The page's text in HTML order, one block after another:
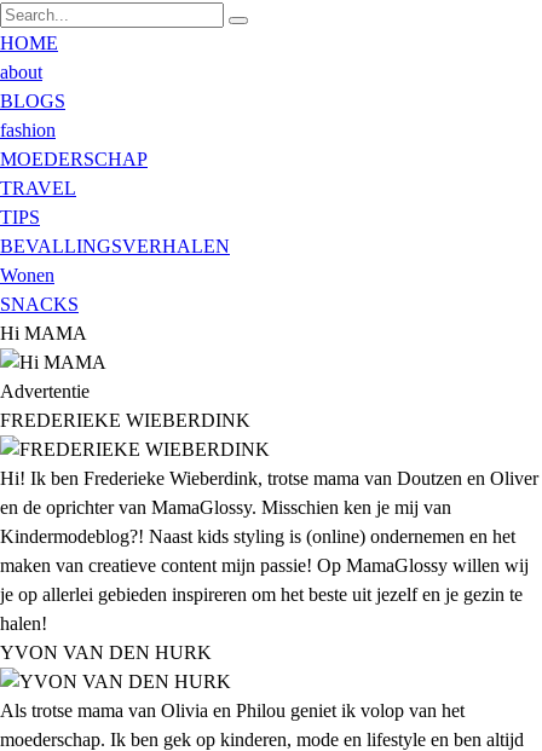
HOME
about
BLOGS
fashion
MOEDERSCHAP
TRAVEL
TIPS
BEVALLINGSVERHALEN
Wonen
SNACKS
Hi MAMA
Advertentie
FREDERIEKE WIEBERDINK
Hi! Ik ben Frederieke Wieberdink, trotse mama van Doutzen en Oliver
en de oprichter van MamaGlossy. Misschien ken je mij van
Kindermodeblog?! Naast kids styling is (online) ondernemen en het
maken van creatieve content mijn passie! Op MamaGlossy willen wij
je op allerlei gebieden inspireren om het beste uit jezelf en je gezin te
halen!
YVON VAN DEN HURK
Als trotse mama van Olivia en Philou geniet ik volop van het
moederschap. Ik ben gek op kinderen, mode en lifestyle en ben altijd